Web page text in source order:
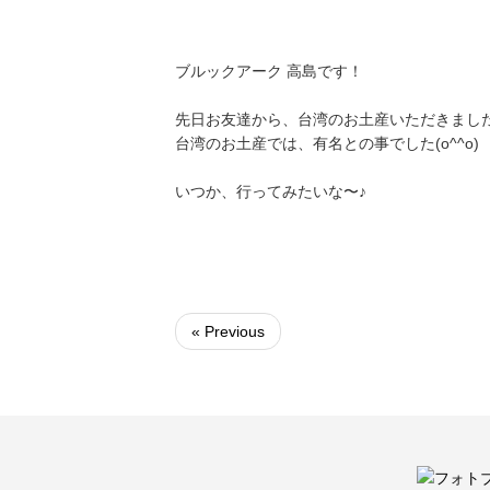
ブルックアーク 高島です！
先日お友達から、台湾のお土産いただきまし
台湾のお土産では、有名との事でした(o^^o)
いつか、行ってみたいな〜♪
« Previous